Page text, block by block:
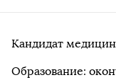
Кандидат
Образование: